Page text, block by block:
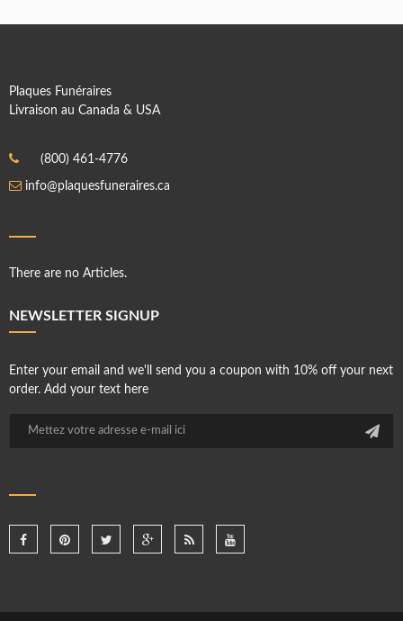
Plaques Funéraires
Livraison au Canada & USA
(800) 461-4776
info@plaquesfuneraires.ca
There are no Articles.
NEWSLETTER SIGNUP
Enter your email and we'll send you a coupon with 10% off your next
order. Add your text here